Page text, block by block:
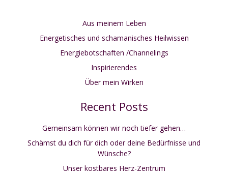
Aus meinem Leben
Energetisches und schamanisches Heilwissen
Energiebotschaften /Channelings
Inspirierendes
Über mein Wirken
Recent Posts
Gemeinsam können wir noch tiefer gehen…
Schämst du dich für dich oder deine Bedürfnisse und
Wünsche?
Unser kostbares Herz-Zentrum